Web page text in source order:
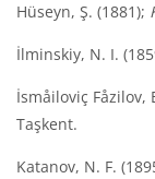
Hüseyn, Ş. (1881);
İlminskiy, N. I.
İsmåiloviç Fåzilov,
Taşkent.
Katanov, N. F.